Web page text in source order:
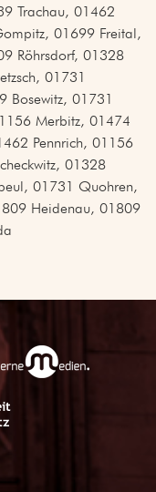
Trachau, 01462
01699 Freital,
Röhrsdorf, 01328
01731
Bosewitz, 01731
Merbitz, 01474
Pennrich, 01156
01328
01731 Quohren,
Heidenau, 01809